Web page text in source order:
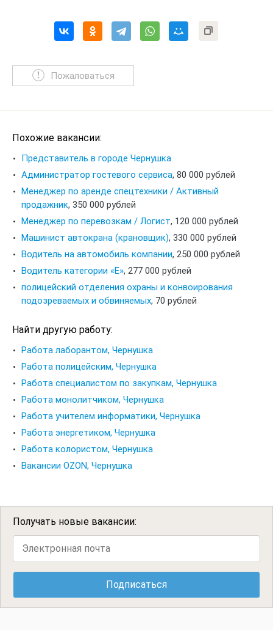
Пожаловаться
Похожие вакансии:
Представитель в городе Чернушка
Администратор гостевого сервиса, 80 000 рублей
Менеджер по аренде спецтехники / Активный
продажник, 350 000 рублей
Менеджер по перевозкам / Логист, 120 000 рублей
Машинист автокрана (крановщик), 330 000 рублей
Водитель на автомобиль компании, 250 000 рублей
Водитель категории «Е», 277 000 рублей
полицейский отделения охраны и конвоирования
подозреваемых и обвиняемых, 70 рублей
Найти другую работу:
Работа лаборантом, Чернушка
Работа полицейским, Чернушка
Работа специалистом по закупкам, Чернушка
Работа монолитчиком, Чернушка
Работа учителем информатики, Чернушка
Работа энергетиком, Чернушка
Работа колористом, Чернушка
Вакансии OZON, Чернушка
Получать новые вакансии: